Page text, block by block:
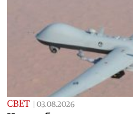
СВЕТ 03.08.2026